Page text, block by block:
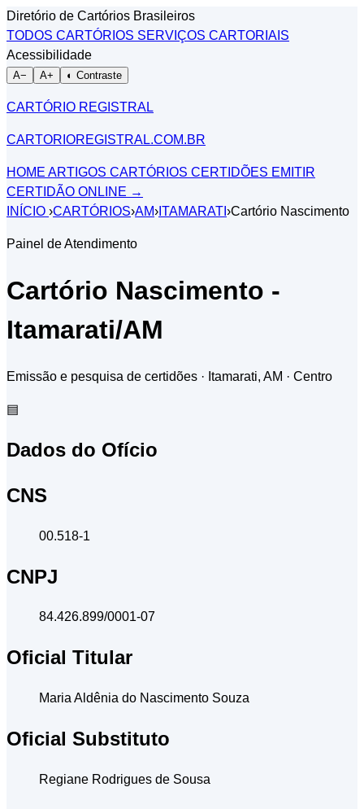
Diretório de Cartórios Brasileiros
TODOS CARTÓRIOS SERVIÇOS CARTORIAIS
Acessibilidade
A− A+ ◐ Contraste
CARTÓRIO REGISTRAL
CARTORIOREGISTRAL.COM.BR
HOME ARTIGOS CARTÓRIOS CERTIDÕES EMITIR
CERTIDÃO ONLINE →
INÍCIO ›CARTÓRIOS›AM› ITAMARATI ›Cartório Nascimento
Painel de Atendimento
Cartório Nascimento -
Itamarati/AM
Emissão e pesquisa de certidões · Itamarati, AM · Centro
▤
Dados do Ofício
CNS
00.518-1
CNPJ
84.426.899/0001-07
Oficial Titular
Maria Aldênia do Nascimento Souza
Oficial Substituto
Regiane Rodrigues de Sousa